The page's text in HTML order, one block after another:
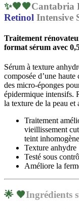
✨🖤🖤Cantabria
Retinol Intensive
Traitement
format sérum avec
Sérum à texture
composée d’une
des micro-éponges
épidermique intensifs.
la texture de la peau et
Traitement
vieillissement
teint
Texture anhydre
Testé sous
Améliore la
🌟 🖤Ingrédients